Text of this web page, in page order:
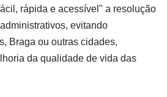
rápida e acessível" a resolução
evitando
Braga ou outras cidades,
da qualidade de vida das